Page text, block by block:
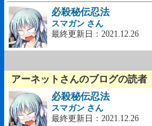
必殺秘伝忍法
スマガン さん
最終更新日：2021.12.26
アーネットさんのブログの読者
必殺秘伝忍法
スマガン さん
最終更新日：2021.12.26